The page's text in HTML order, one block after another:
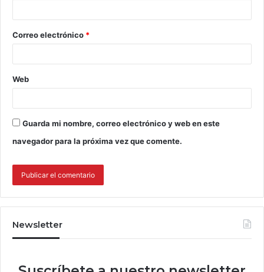
Correo electrónico *
Web
Guarda mi nombre, correo electrónico y web en este
navegador para la próxima vez que comente.
Newsletter